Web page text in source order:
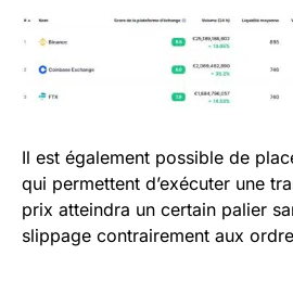
Il est également possible de
qui permettent d’exécuter une
prix atteindra un certain palier
slippage contrairement aux